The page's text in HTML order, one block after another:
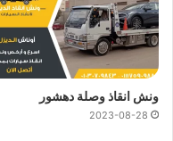
ونش انقاذ وصلة دهشور
2023-08-28